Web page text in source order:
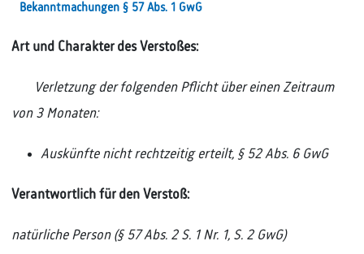
Bekanntmachungen § 57 Abs. 1 GwG
Art und Charakter des Verstoßes:
Verletzung der folgenden Pflicht über einen Zeitraum
von 3 Monaten:
Auskünfte nicht rechtzeitig erteilt, § 52 Abs. 6 GwG
Verantwortlich für den Verstoß:
natürliche Person (§ 57 Abs. 2 S. 1 Nr. 1, S. 2 GwG)